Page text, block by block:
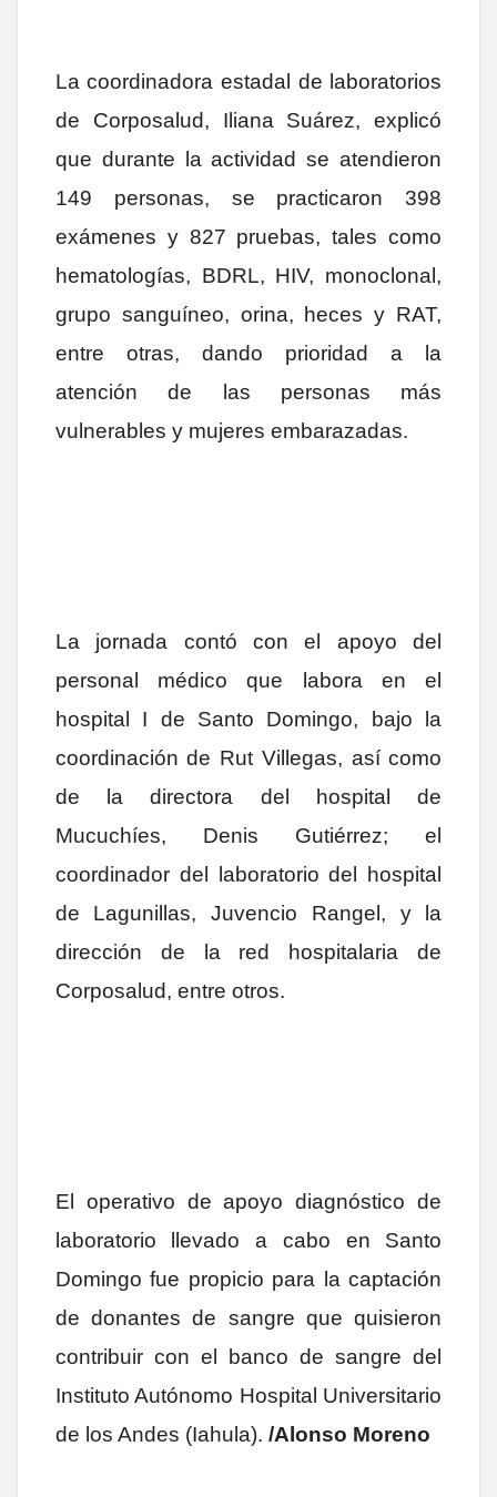
La coordinadora estadal de laboratorios
de Corposalud, Iliana Suárez, explicó
que durante la actividad se atendieron
149 personas, se practicaron 398
exámenes y 827 pruebas, tales como
hematologías, BDRL, HIV, monoclonal,
grupo sanguíneo, orina, heces y RAT,
entre otras, dando prioridad a la
atención de las personas más
vulnerables y mujeres embarazadas.
La jornada contó con el apoyo del
personal médico que labora en el
hospital I de Santo Domingo, bajo la
coordinación de Rut Villegas, así como
de la directora del hospital de
Mucuchíes, Denis Gutiérrez; el
coordinador del laboratorio del hospital
de Lagunillas, Juvencio Rangel, y la
dirección de la red hospitalaria de
Corposalud, entre otros.
El operativo de apoyo diagnóstico de
laboratorio llevado a cabo en Santo
Domingo fue propicio para la captación
de donantes de sangre que quisieron
contribuir con el banco de sangre del
Instituto Autónomo Hospital Universitario
de los Andes (Iahula). /Alonso Moreno